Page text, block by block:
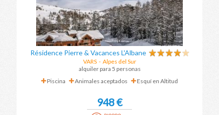
Résidence Pierre & Vacances L'Albane
VARS- Alpes del Sur
alquiler para 5 personas
Piscina
Animales aceptados Esquí en Altitud
948 €